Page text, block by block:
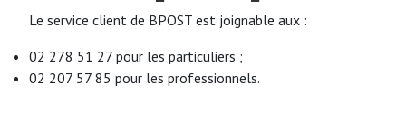
Le service client de BPOST est joignable aux :
02 278 51 27 pour les particuliers ;
02 207 57 85 pour les professionnels.